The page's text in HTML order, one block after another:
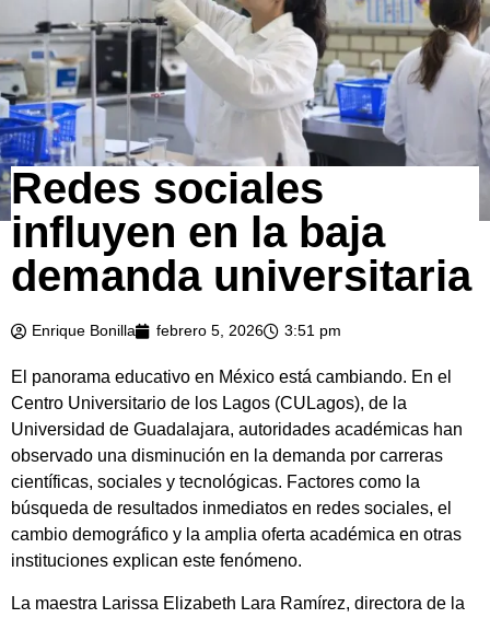
Redes sociales
influyen en la baja
demanda universitaria
Enrique Bonilla febrero 5, 2026 3:51 pm
El panorama educativo en México está cambiando. En el
Centro Universitario de los Lagos (CULagos), de la
Universidad de Guadalajara, autoridades académicas han
observado una disminución en la demanda por carreras
científicas, sociales y tecnológicas. Factores como la
búsqueda de resultados inmediatos en redes sociales, el
cambio demográfico y la amplia oferta académica en otras
instituciones explican este fenómeno.
La maestra Larissa Elizabeth Lara Ramírez, directora de la